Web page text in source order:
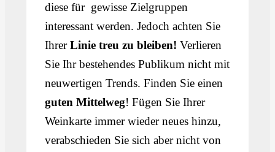
diese für gewisse Zielgruppen
interessant werden. Jedoch achten Sie
IhrerLinie treu zu bleiben! Verlieren
Sie Ihr bestehendes Publikum nicht mit
neuwertigen Trends. Finden Sie einen
guten Mittelweg! Fügen Sie Ihrer
Weinkarte immer wieder neues hinzu,
verabschieden Sie sich aber nicht von